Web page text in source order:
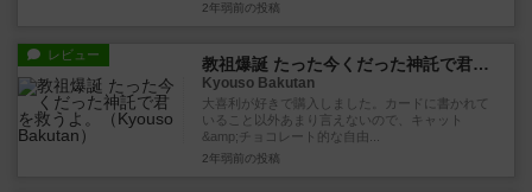
2年弱前 の投稿
レビュー 教祖爆誕 たった今くだった神託で君を救うよ。
Kyouso Bakutan
大喜利が好きで購入しました。カードに書かれて
いること以外あまり言えないので、キャット
&amp;チョコレート的な自由...
2年弱前 の投稿